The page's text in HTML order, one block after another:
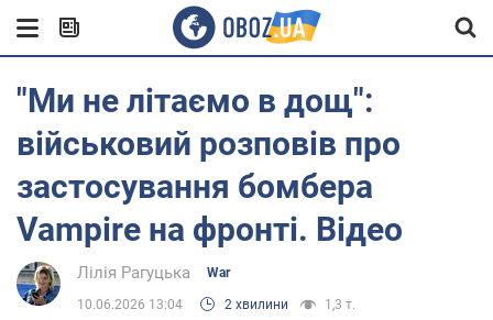
"Ми не літаємо в дощ":
військовий розповів про
застосування бомбера
Vampire на фронті. Відео
Лілія Рагуцька War
10.06.2026 13:04 2 хвилини 1,3 т.